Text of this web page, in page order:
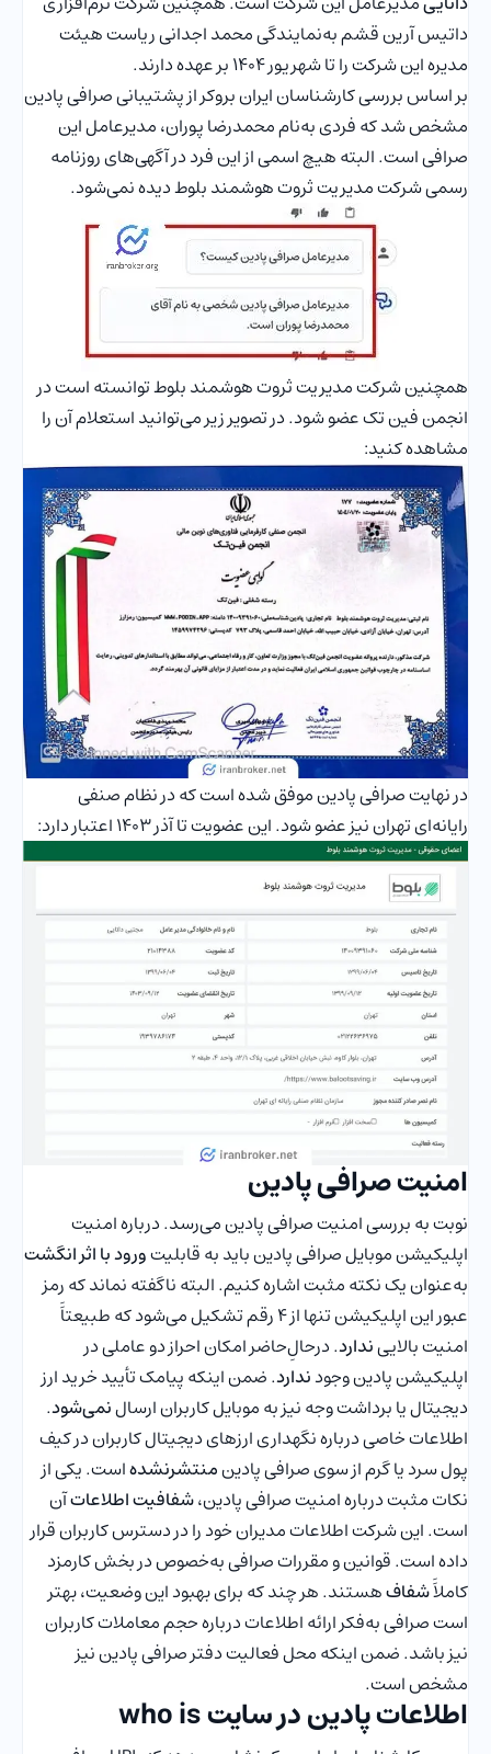
داتیس آرین قشم به‌نمایندگی محمد اجدانی ریاست هیئت
مدیره این شرکت را تا شهریور ۱۴۰۴ بر عهده دارند.
بر اساس بررسی کارشناسان ایران بروکر از پشتیبانی صرافی پادین
مشخص شد که فردی به‌نام محمدرضا پوران، مدیرعامل این
صرافی است. البته هیچ اسمی از این فرد در آگهی‌های روزنامه
رسمی شرکت مدیریت ثروت هوشمند بلوط دیده نمی‌شود.
همچنین شرکت مدیریت ثروت هوشمند بلوط توانسته است در
انجمن فین تک عضو شود. در تصویر زیر می‌توانید استعلام آن را
مشاهده کنید:
در نهایت صرافی پادین موفق شده است که در نظام صنفی
رایانه‌ای تهران نیز عضو شود. این عضویت تا آذر 1403 اعتبار دارد:
امنیت صرافی پادین
نوبت به بررسی امنیت صرافی پادین می‌رسد. درباره امنیت
اپلیکیشن موبایل صرافی پادین باید به قابلیتورود با اثر انگشت
به‌عنوان یک نکته مثبت اشاره کنیم. البته ناگفته نماند که رمز
عبور این اپلیکیشن تنها از ۴ رقم تشکیل می‌شود که طبیعتاََ
امنیت بالاییندارد. درحالِ‌حاضر امکان احراز دو عاملی در
اپلیکیشن پادین وجودندارد. ضمن اینکه پیامک تأیید خرید ارز
دیجیتال یا برداشت وجه نیز به موبایل کاربران ارسالنمی‌شود.
اطلاعات خاصی درباره نگهداری ارزهای دیجیتال کاربران در کیف
پول سرد یا گرم از سوی صرافی پادینمنتشرنشدهاست. یکی از
نکات مثبت درباره امنیت صرافی پادین،شفافیت اطلاعاتآن
است. این شرکت اطلاعات مدیران خود را در دسترس کاربران قرار
داده است. قوانین و مقررات صرافی به‌خصوص در بخش کارمزد
کاملاََشفافهستند. هر چند که برای بهبود این وضعیت، بهتر
است صرافی به‌فکر ارائه اطلاعات درباره حجم معاملات کاربران
نیز باشد. ضمن اینکه محل فعالیت دفتر صرافی پادین نیز
مشخص است.
اطلاعات پادین در سایت who is